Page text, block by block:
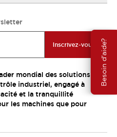
Besoin d'aide?
Inscrivez-vous
mondial des solutions
industriel, engagé à
et la tranquillité
les machines que pour